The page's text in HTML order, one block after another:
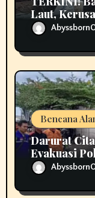
Laut,
Perhatian
Bencana
Darurat
Evakuasi
Jalan